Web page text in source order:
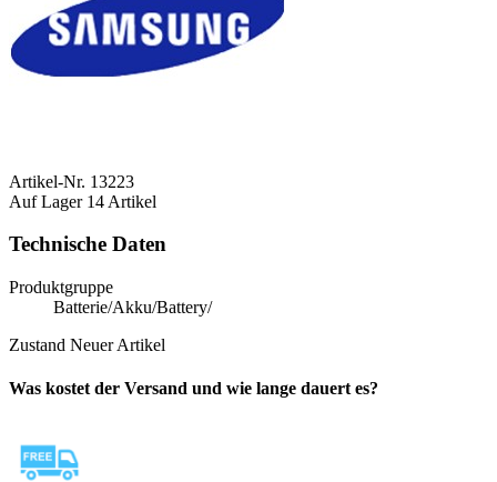
Artikel-Nr. 13223
Auf Lager 14 Artikel
Technische Daten
Produktgruppe
Batterie/Akku/Battery/
Zustand Neuer Artikel
Was kostet der Versand und wie lange dauert es?